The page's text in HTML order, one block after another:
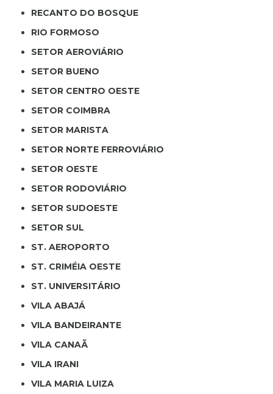
RECANTO DO BOSQUE
RIO FORMOSO
SETOR AEROVIÁRIO
SETOR BUENO
SETOR CENTRO OESTE
SETOR COIMBRA
SETOR MARISTA
SETOR NORTE FERROVIÁRIO
SETOR OESTE
SETOR RODOVIÁRIO
SETOR SUDOESTE
SETOR SUL
ST. AEROPORTO
ST. CRIMÉIA OESTE
ST. UNIVERSITÁRIO
VILA ABAJÁ
VILA BANDEIRANTE
VILA CANAÃ
VILA IRANI
VILA MARIA LUIZA